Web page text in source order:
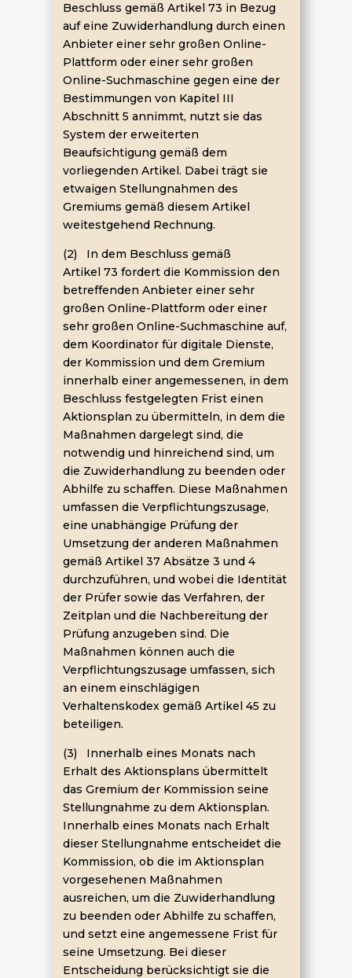
Beschluss gemäß Artikel 73 in Bezug
auf eine Zuwiderhandlung durch einen
Anbieter einer sehr großen Online-
Plattform oder einer sehr großen
Online-Suchmaschine gegen eine der
Bestimmungen von Kapitel III
Abschnitt 5 annimmt, nutzt sie das
System der erweiterten
Beaufsichtigung gemäß dem
vorliegenden Artikel. Dabei trägt sie
etwaigen Stellungnahmen des
Gremiums gemäß diesem Artikel
weitestgehend Rechnung.
(2) In dem Beschluss gemäß
Artikel 73 fordert die Kommission den
betreffenden Anbieter einer sehr
großen Online-Plattform oder einer
sehr großen Online-Suchmaschine auf,
dem Koordinator für digitale Dienste,
der Kommission und dem Gremium
innerhalb einer angemessenen, in dem
Beschluss festgelegten Frist einen
Aktionsplan zu übermitteln, in dem die
Maßnahmen dargelegt sind, die
notwendig und hinreichend sind, um
die Zuwiderhandlung zu beenden oder
Abhilfe zu schaffen. Diese Maßnahmen
umfassen die Verpflichtungszusage,
eine unabhängige Prüfung der
Umsetzung der anderen Maßnahmen
gemäß Artikel 37 Absätze 3 und 4
durchzuführen, und wobei die Identität
der Prüfer sowie das Verfahren, der
Zeitplan und die Nachbereitung der
Prüfung anzugeben sind. Die
Maßnahmen können auch die
Verpflichtungszusage umfassen, sich
an einem einschlägigen
Verhaltenskodex gemäß Artikel 45 zu
beteiligen.
(3) Innerhalb eines Monats nach
Erhalt des Aktionsplans übermittelt
das Gremium der Kommission seine
Stellungnahme zu dem Aktionsplan.
Innerhalb eines Monats nach Erhalt
dieser Stellungnahme entscheidet die
Kommission, ob die im Aktionsplan
vorgesehenen Maßnahmen
ausreichen, um die Zuwiderhandlung
zu beenden oder Abhilfe zu schaffen,
und setzt eine angemessene Frist für
seine Umsetzung. Bei dieser
Entscheidung berücksichtigt sie die